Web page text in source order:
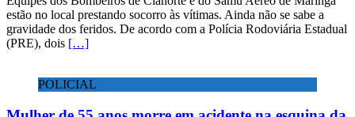
estão no local prestando socorro às vítimas. Ainda não se sabe a
gravidade dos feridos. De acordo com a Polícia Rodoviária Estadual
(PRE), dois […]
POLICIAL